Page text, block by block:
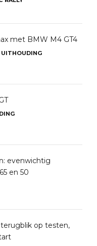
met BMW M4 GT4
UITHOUDING
evenwichtig
en 50
terugblik op testen,